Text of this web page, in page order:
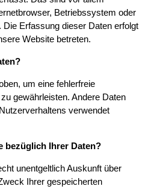
Betriebssystem oder
Erfassung dieser Daten erfolgt
Website betreten.
um eine fehlerfreie
gewährleisten. Andere Daten
verwendet
bezüglich Ihrer Daten?
unentgeltlich Auskunft über
Ihrer gespeicherten